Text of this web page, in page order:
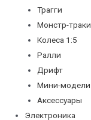
Трагги
Монстр-траки
Колеса 1:5
Ралли
Дрифт
Мини-модели
Аксессуары
Электроника